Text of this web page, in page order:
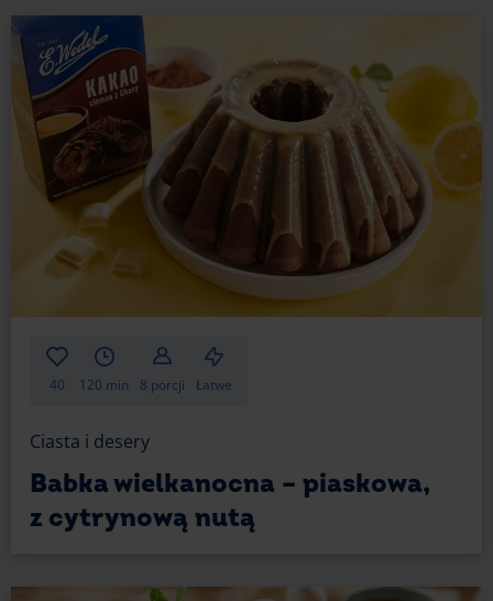
40 120 min 8 porcji Łatwe
Ciasta i desery
Babka wielkanocna – piaskowa,
z cytrynową nutą